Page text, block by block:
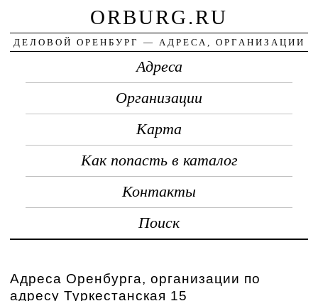
ORBURG.RU
ДЕЛОВОЙ ОРЕНБУРГ — АДРЕСА, ОРГАНИЗАЦИИ
Адреса
Организации
Карта
Как попасть в каталог
Контакты
Поиск
Адреса Оренбурга, организации по
адресу Туркестанская 15